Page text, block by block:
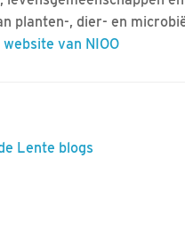
planten-, dier- en
website van NIOO
Lente blogs